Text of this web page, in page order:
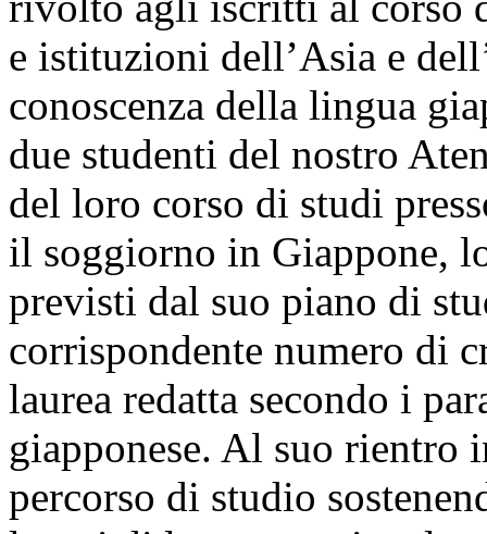
e istituzioni dell’Asia e
conoscenza della lingua
due studenti del nostro
del loro corso di studi
il soggiorno in Giappone,
previsti dal suo piano di
corrispondente numero di
laurea redatta secondo i
giapponese. Al suo rientro
percorso di studio